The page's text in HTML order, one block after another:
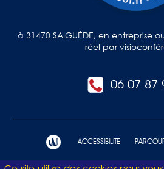
à 31470 SAIGUÈDE, en entreprise
réel par
06 07 87
ACCESSIBILITE